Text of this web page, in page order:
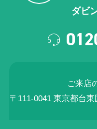
ダビ
ご来店
〒111-0041 東京都台